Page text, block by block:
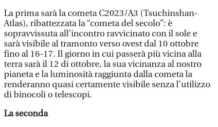
La prima sarà la cometa C2023/A3 (Tsuchinshan-
Atlas), ribattezzata la “cometa del secolo”: è
sopravvissuta all’incontro ravvicinato con il sole e
sarà visibile al tramonto verso ovest dal 10 ottobre
fino al 16-17. Il giorno in cui passerà più vicina alla
terra sarà il 12 di ottobre, la sua vicinanza al nostro
pianeta e la luminosità raggiunta dalla cometa la
renderanno quasi certamente visibile senza l’utilizzo
di binocoli o telescopi.
La seconda